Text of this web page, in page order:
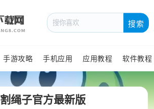
搜索
手游攻略 手机应用 应用教程 软件教程
割绳子官方最新版